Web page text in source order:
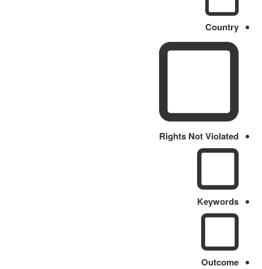
Country
Rights Not Violated
Keywords
Outcome